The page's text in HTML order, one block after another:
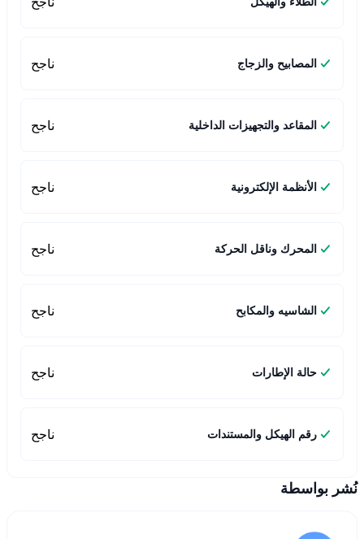
المصابيح والزجاج ناجح
المقاعد والتجهيزات الداخلية ناجح
الأنظمة الإلكترونية ناجح
المحرك وناقل الحركة ناجح
الشاسيه والمكابح ناجح
حالة الإطارات ناجح
رقم الهيكل والمستندات ناجح
نُشر بواسطة